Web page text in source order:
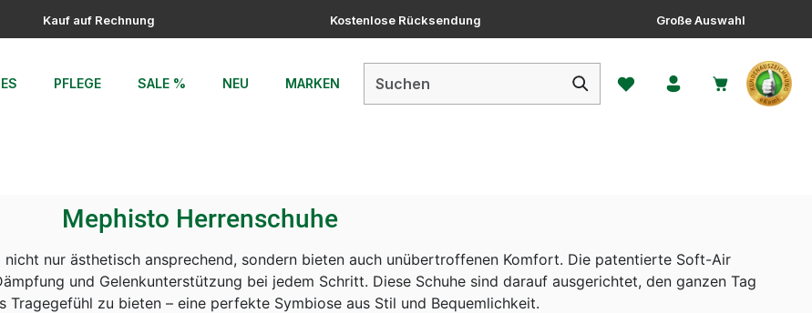
Kauf auf Rechnung Kostenlose Rücksendung Große Auswahl
PFLEGE SALE % NEU MARKEN Du hast 0 Produkte auf dem
Mephisto Herrenschuhe
nicht nur ästhetisch ansprechend, sondern bieten auch unübertroffenen Komfort. Die patentierte Soft-Air
und Gelenkunterstützung bei jedem Schritt. Diese Schuhe sind darauf ausgerichtet, den ganzen Tag
Tragegefühl zu bieten – eine perfekte Symbiose aus Stil und Bequemlichkeit.